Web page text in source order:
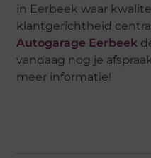
in Eerbeek waar
klantgerichtheid
Autogarage Eerbeek
vandaag nog je
meer informatie!